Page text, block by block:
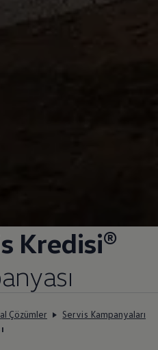
Kredisi®
Çözümler
Servis Kampanyaları